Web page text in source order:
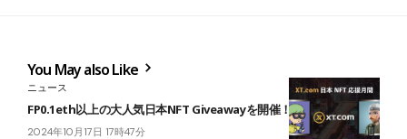
You May also Like
ニュース
FP0.1eth以上の大人気日本NFT Giveawayを開催！
2024年10月17日 17時47分